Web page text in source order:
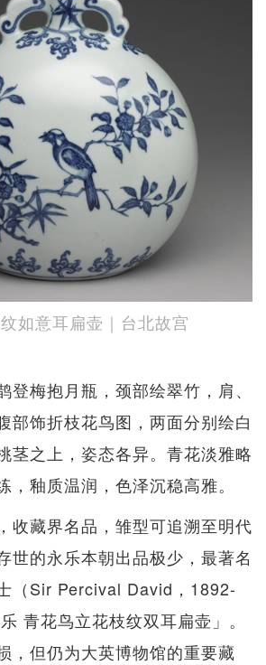
如意耳扁壶｜台北故宫
登梅抱月瓶，颈部绘翠竹，肩、
部饰折枝花鸟图，两面分别绘白
茎之上，姿态各异。青花淡雅略
，釉质温润，色泽沉稳高雅。
收藏界名品，雏型可追溯至明代
世的永乐本朝出品极少，最著名
（Sir Percival David，1892-
青花鸟立花枝纹双耳扁壶」。
，但仍为大英博物馆的重要藏